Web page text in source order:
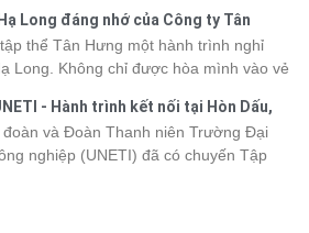
cũng như ngân sách.
nhật trước giá vé sẽ giúp bạn chủ
và chi phí. Cùng Vietsense Travel tham
các điểm du lịch Điện Biênmới nhất
Long đáng nhớ của Công ty Tân
thể Tân Hưng một hành trình nghỉ
Long. Không chỉ được hòa mình vào vẻ
khoảnh khắc đáng nhớ. Hãy cùng
niềm vui và những trải nghiệm khó
- Hành trình kết nối tại Hòn Dấu,
và Đoàn Thanh niên Trường Đại
nghiệp (UNETI) đã có chuyến Tập